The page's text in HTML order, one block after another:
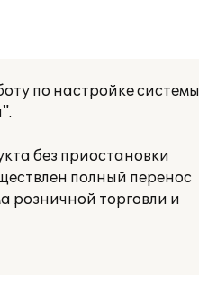
по настройке системы
без приостановки
полный перенос
розничной торговли и